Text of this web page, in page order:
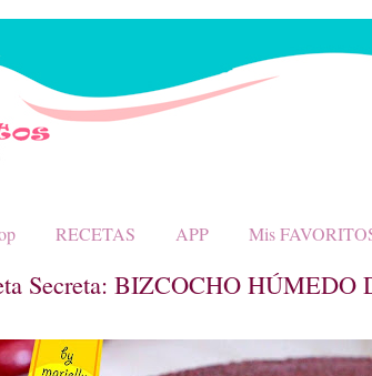
RECETAS APP Mis
Secreta: BIZCOCHO